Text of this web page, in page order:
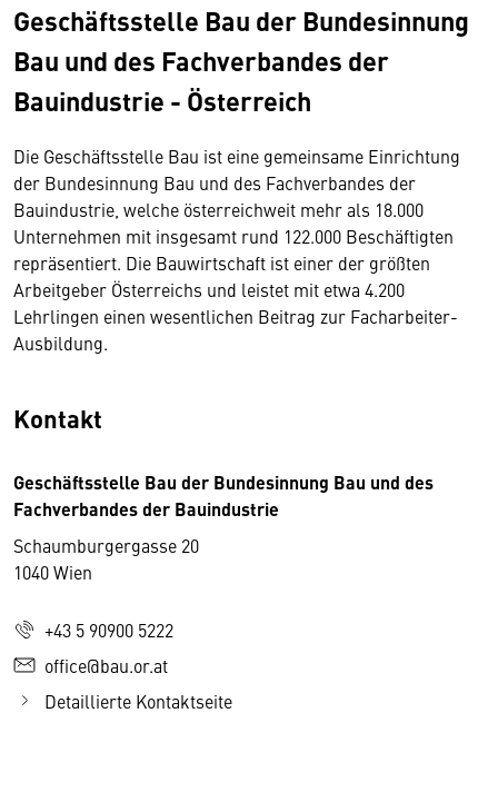
Geschäftsstelle Bau der Bundesinnung
Bau und des Fachverbandes der
Bauindustrie - Österreich
Die Geschäftsstelle Bau ist eine gemeinsame Einrichtung
der Bundesinnung Bau und des Fachverbandes der
Bauindustrie, welche österreichweit mehr als 18.000
Unternehmen mit insgesamt rund 122.000 Beschäftigten
repräsentiert. Die Bauwirtschaft ist einer der größten
Arbeitgeber Österreichs und leistet mit etwa 4.200
Lehrlingen einen wesentlichen Beitrag zur Facharbeiter-
Ausbildung.
Kontakt
Geschäftsstelle Bau der Bundesinnung Bau und des
Fachverbandes der Bauindustrie
Schaumburgergasse 20
1040 Wien
+43 5 90900 5222
office@bau.or.at
Detaillierte Kontaktseite